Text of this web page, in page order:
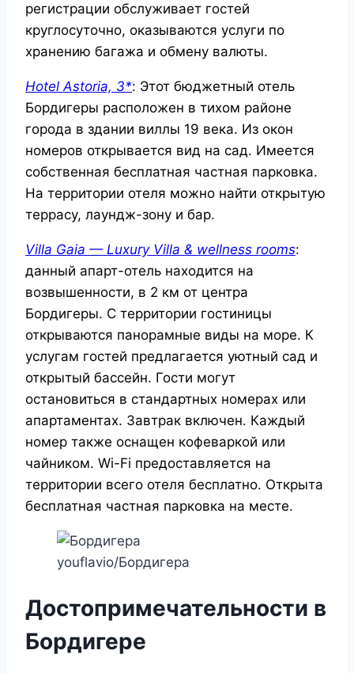
регистрации обслуживает гостей
круглосуточно, оказываются услуги по
хранению багажа и обмену валюты.
Hotel Astoria, 3*: Этот бюджетный отель
Бордигеры расположен в тихом районе
города в здании виллы 19 века. Из окон
номеров открывается вид на сад. Имеется
собственная бесплатная частная парковка.
На территории отеля можно найти открытую
террасу, лаундж-зону и бар.
Villa Gaia — Luxury Villa & wellness rooms:
данный апарт-отель находится на
возвышенности, в 2 км от центра
Бордигеры. С территории гостиницы
открываются панорамные виды на море. К
услугам гостей предлагается уютный сад и
открытый бассейн. Гости могут
остановиться в стандартных номерах или
апартаментах. Завтрак включен. Каждый
номер также оснащен кофеваркой или
чайником. Wi-Fi предоставляется на
территории всего отеля бесплатно. Открыта
бесплатная частная парковка на месте.
youflavio/Бордигера
Достопримечательности в
Бордигере